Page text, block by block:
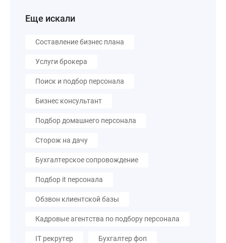
Еще искали
Составление бизнес плана
Услуги брокера
Поиск и подбор персонала
Бизнес консультант
Подбор домашнего персонала
Сторож на дачу
Бухгалтерское сопровождение
Подбор it персонала
Обзвон клиентской базы
Кадровые агентства по подбору персонала
IT рекрутер Бухгалтер фоп